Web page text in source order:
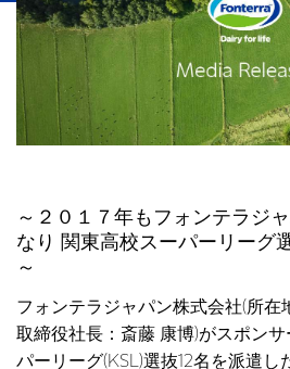
～２０１７年もフォンテラジ
なり 関東高校スーパーリーグ
～
フォンテラジャパン株式会社(所在
取締役社長：斎藤 康博)がスポン
パーリーグ(KSL)選抜12名を派遣し